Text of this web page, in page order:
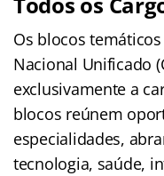
Os blocos
Nacional Unificado
exclusivamente a
blocos reúnem
especialidades,
tecnologia, saúde,